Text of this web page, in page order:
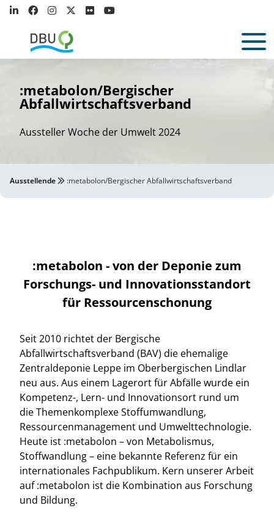
:metabolon/Bergischer
Abfallwirtschaftsverband
Aussteller Woche der Umwelt 2024
Ausstellende :metabolon/Bergischer Abfallwirtschaftsverband
:metabolon - von der Deponie zum
Forschungs- und Innovationsstandort
für Ressourcenschonung
Seit 2010 richtet der Bergische
Abfallwirtschaftsverband (BAV) die ehemalige
Zentraldeponie Leppe im Oberbergischen Lindlar
neu aus. Aus einem Lagerort für Abfälle wurde ein
Kompetenz-, Lern- und Innovationsort rund um
die Themenkomplexe Stoffumwandlung,
Ressourcenmanagement und Umwelttechnologie.
Heute ist :metabolon – von Metabolismus,
Stoffwandlung – eine bekannte Referenz für ein
internationales Fachpublikum. Kern unserer Arbeit
auf :metabolon ist die Kombination aus Forschung
und Bildung.